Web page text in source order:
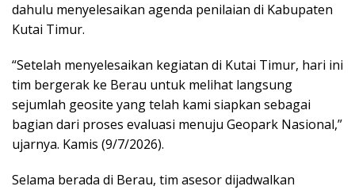
dahulu menyelesaikan agenda penilaian di Kabupaten
Kutai Timur.
“Setelah menyelesaikan kegiatan di Kutai Timur, hari ini
tim bergerak ke Berau untuk melihat langsung
sejumlah geosite yang telah kami siapkan sebagai
bagian dari proses evaluasi menuju Geopark Nasional,”
ujarnya. Kamis (9/7/2026).
Selama berada di Berau, tim asesor dijadwalkan